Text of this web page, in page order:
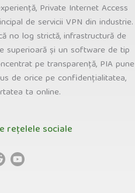
Private Internet Access
de servicii VPN din industrie.
no log strictă, infrastructură de
superioară și un software de tip
pe transparență, PIA pune
de orice pe confidențialitatea,
ta online.
rețelele sociale